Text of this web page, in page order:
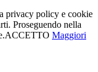
privacy policy e cookie
Proseguendo nella
ACCETTO Maggiori